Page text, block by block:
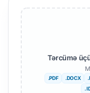
Tərcümə
.PDF .DOCX
.